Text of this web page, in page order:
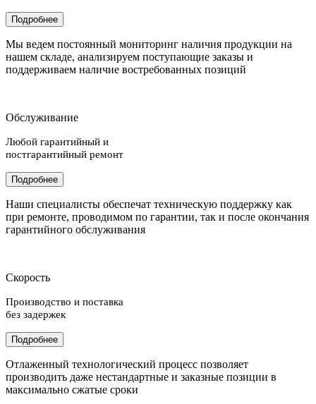
Подробнее
Мы ведем постоянный мониторинг наличия продукции на
нашем складе, анализируем поступающие заказы и
поддерживаем наличие востребованных позиций
Обслуживание
Любой гарантийный и
постгарантийный ремонт
Подробнее
Наши специалисты обеспечат техническую поддержку как
при ремонте, проводимом по гарантии, так и после окончания
гарантийного обслуживания
Скорость
Производство и поставка
без задержек
Подробнее
Отлаженный технологический процесс позволяет
производить даже нестандартные и заказные позиции в
максимально сжатые сроки